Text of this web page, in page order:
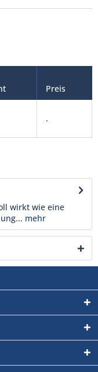
Preis
.
wirkt wie eine
mehr